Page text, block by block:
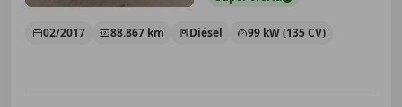
02/2017 88.867 km Diésel 99 kW (135 CV)